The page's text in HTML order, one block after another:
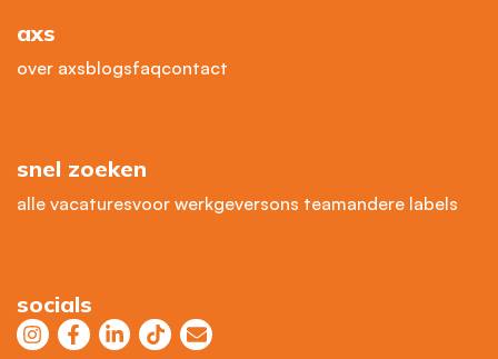
axs
over axsblogsfaqcontact
snel zoeken
alle vacaturesvoor werkgeversons teamandere labels
socials